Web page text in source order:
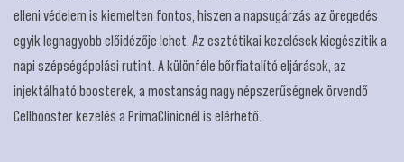
elleni védelem is kiemelten fontos, hiszen a napsugárzás az öregedés
egyik legnagyobb előidézője lehet. Az esztétikai kezelések kiegészítik a
napi szépségápolási rutint. A különféle bőrfiatalító eljárások, az
injektálható boosterek, a mostanság nagy népszerűségnek örvendő
Cellbooster kezelés a PrimaClinicnél is elérhető.